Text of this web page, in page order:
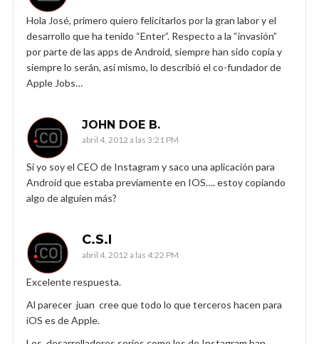
Hola José, primero quiero felicitarlos por la gran labor y el
desarrollo que ha tenido “Enter”. Respecto a la “invasión”
por parte de las apps de Android, siempre han sido copia y
siempre lo serán, así mismo, lo describió el co-fundador de
Apple Jobs…
JOHN DOE B.
abril 4, 2012 a las 3:21 PM
Si yo soy el CEO de Instagram y saco una aplicación para
Android que estaba previamente en IOS…. estoy copiando
algo de alguien más?
C.S.I
abril 4, 2012 a las 4:22 PM
Excelente respuesta.
Al parecer juan cree que todo lo que terceros hacen para
iOS es de Apple.